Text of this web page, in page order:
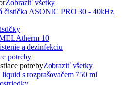
Zobraziť všetky
a dezinfekciu
potreby
potrebyZobraziť všetky